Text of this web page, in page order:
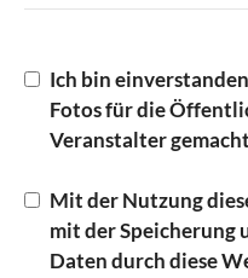
Ich bin
Fotos für die
Veranstalter
Mit der Nutzung
mit der Speicherung
Daten durch diese